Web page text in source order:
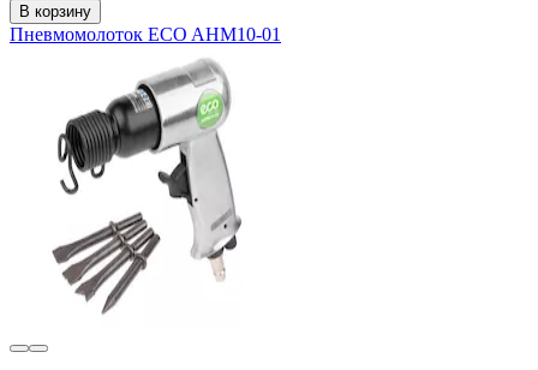
В корзину
Пневмомолоток ECO AHM10-01